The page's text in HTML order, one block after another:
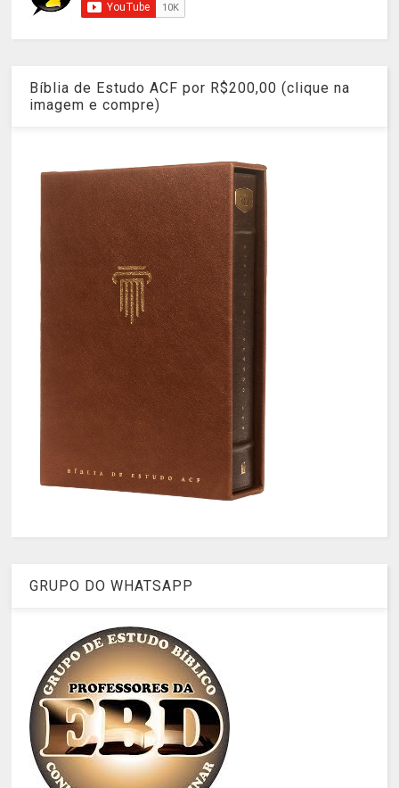
Bíblia de Estudo ACF por R$200,00 (clique na
imagem e compre)
GRUPO DO WHATSAPP